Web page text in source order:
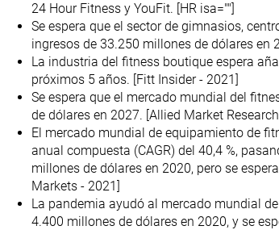
24 Hour Fitness y YouFit. [HR isa=""]
Se espera que el sector de gimnasios,
ingresos de 33.250 millones de dólares en
La industria del fitness boutique espera
próximos 5 años. [Fitt Insider - 2021]
Se espera que el mercado mundial del
de dólares en 2027. [Allied Market
El mercado mundial de equipamiento de
anual compuesta (CAGR) del 40,4 %,
millones de dólares en 2020, pero se
Markets - 2021]
La pandemia ayudó al mercado mundial
4.400 millones de dólares en 2020, y se